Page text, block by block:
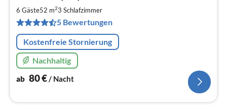
6 Gäste52 m23 Schlafzimmer
5 Bewertungen
Kostenfreie Stornierung
Nachhaltig
ab 80€/ Nacht